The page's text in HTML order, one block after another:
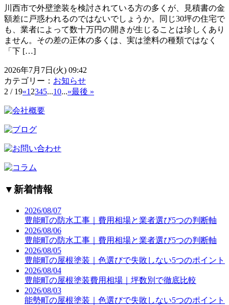
川西市で外壁塗装を検討されている方の多くが、見積書の金
額差に戸惑われるのではないでしょうか。同じ30坪の住宅で
も、業者によって数十万円の開きが生じることは珍しくあり
ません。その差の正体の多くは、実は塗料の種類ではなく
「下 […]
2026年7月7日(火) 09:42
カテゴリー： お知らせ
2 / 19«1 2345...10...»最後 »
▼ 新着情報
2026/08/07
豊能町の防水工事｜費用相場と業者選び5つの判断軸
2026/08/06
豊能町の防水工事｜費用相場と業者選び5つの判断軸
2026/08/05
豊能町の屋根塗装｜色選びで失敗しない5つのポイント
2026/08/04
豊能町の屋根塗装費用相場｜坪数別で徹底比較
2026/08/03
能勢町の屋根塗装｜色選びで失敗しない5つのポイント